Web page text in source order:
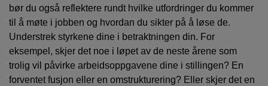
bør du også reflektere rundt hvilke utfordringer du kommer
til å møte i jobben og hvordan du sikter på å løse de.
Understrek styrkene dine i betraktningen din. For
eksempel, skjer det noe i løpet av de neste årene som
trolig vil påvirke arbeidsoppgavene dine i stillingen? En
forventet fusjon eller en omstrukturering? Eller skjer det en